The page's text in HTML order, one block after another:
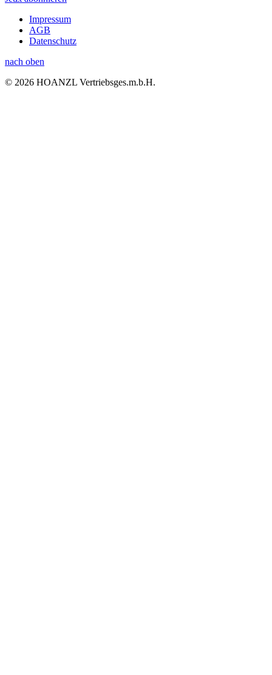
Impressum
AGB
Datenschutz
nach oben
© 2026 HOANZL Vertriebsges.m.b.H.